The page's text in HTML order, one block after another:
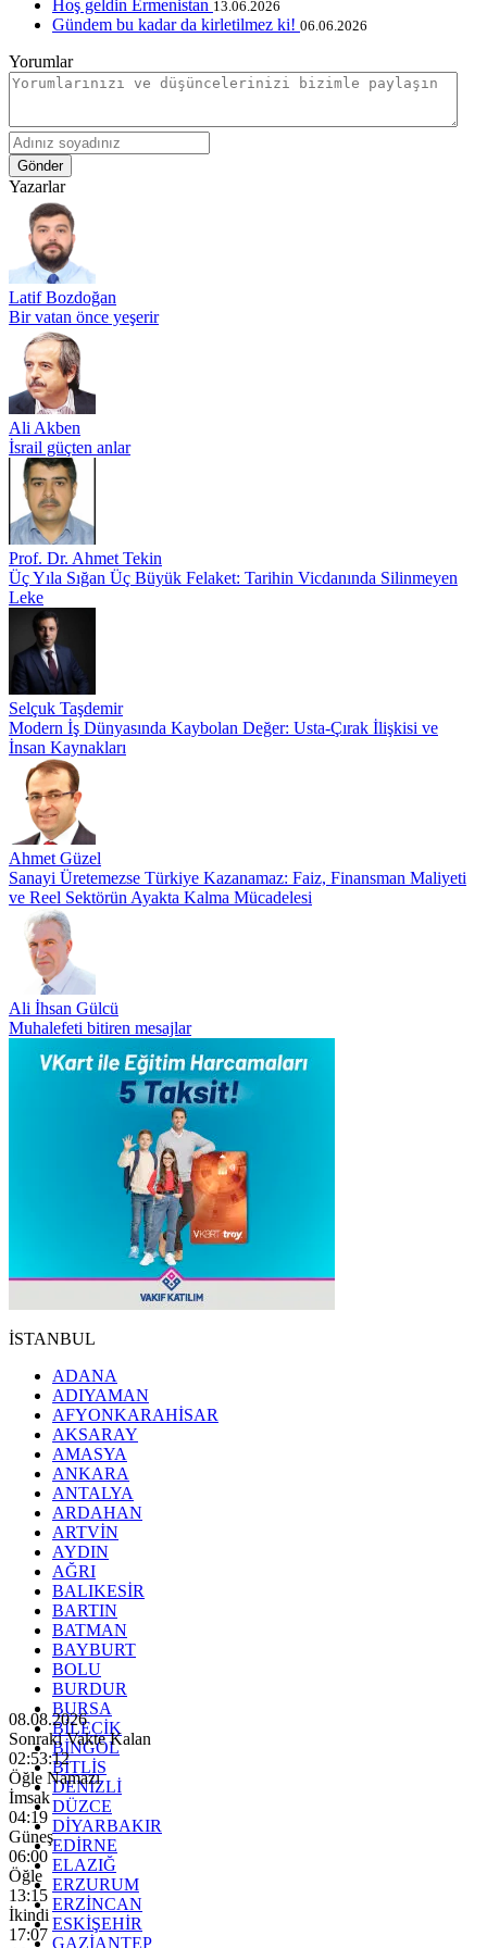
Hoş geldin Ermenistan 13.06.2026
Gündem bu kadar da kirletilmez ki! 06.06.2026
Yorumlar
Gönder
Yazarlar
Latif Bozdoğan
Bir vatan önce yeşerir
Ali Akben
İsrail güçten anlar
Prof. Dr. Ahmet Tekin
Üç Yıla Sığan Üç Büyük Felaket: Tarihin Vicdanında Silinmeyen
Leke
Selçuk Taşdemir
Modern İş Dünyasında Kaybolan Değer: Usta-Çırak İlişkisi ve
İnsan Kaynakları
Ahmet Güzel
Sanayi Üretemezse Türkiye Kazanamaz: Faiz, Finansman Maliyeti
ve Reel Sektörün Ayakta Kalma Mücadelesi
Ali İhsan Gülcü
Muhalefeti bitiren mesajlar
İSTANBUL
ADANA
ADIYAMAN
AFYONKARAHİSAR
AKSARAY
AMASYA
ANKARA
ANTALYA
ARDAHAN
ARTVİN
AYDIN
AĞRI
BALIKESİR
BARTIN
BATMAN
BAYBURT
BOLU
BURDUR
BURSA
BİLECİK
BİNGÖL
BİTLİS
DENİZLİ
DÜZCE
DİYARBAKIR
EDİRNE
ELAZIĞ
ERZURUM
ERZİNCAN
ESKİŞEHİR
GAZİANTEP
08.08.2026
Sonraki Vakte Kalan
02:53:11
Öğle Namazı
İmsak
04:19
Güneş
06:00
Öğle
13:15
İkindi
17:07